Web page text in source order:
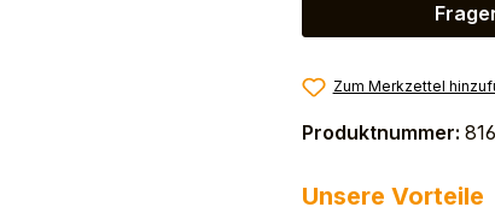
Zum Merkzettel
Produktnummer:
Unsere Vorteile